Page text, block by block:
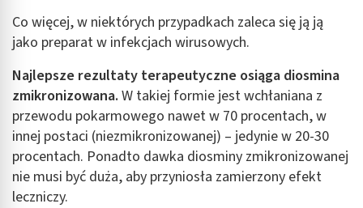
Co więcej, w niektórych przypadkach zaleca się ją ją
jako preparat w infekcjach wirusowych.
Najlepsze rezultaty terapeutyczne osiąga diosmina
zmikronizowana.W takiej formie jest wchłaniana z
przewodu pokarmowego nawet w 70 procentach, w
innej postaci (niezmikronizowanej) – jedynie w 20-30
procentach. Ponadto dawka diosminy zmikronizowanej
nie musi być duża, aby przyniosła zamierzony efekt
leczniczy.